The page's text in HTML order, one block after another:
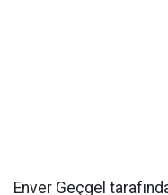
Enver Geçgel